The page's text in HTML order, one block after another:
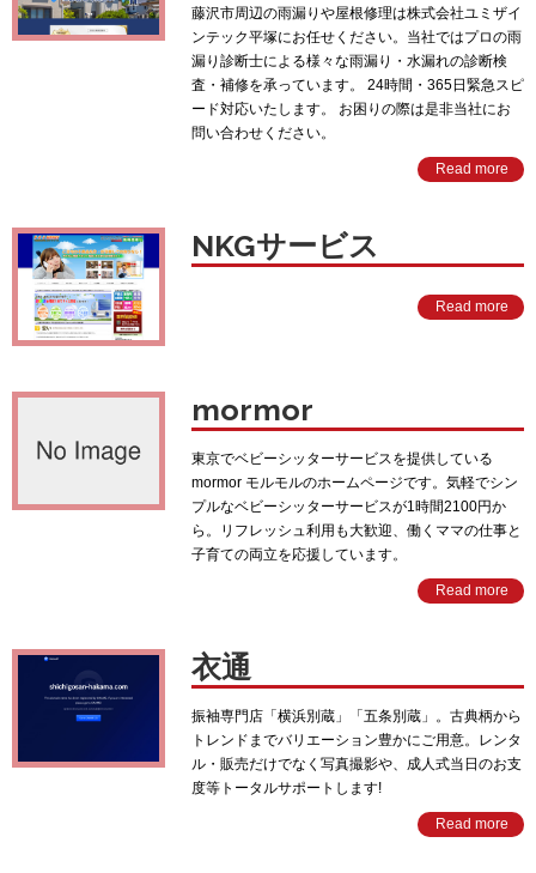
藤沢市周辺の雨漏りや屋根修理は株式会社ユミザイ
ンテック平塚にお任せください。当社ではプロの雨
漏り診断士による様々な雨漏り・水漏れの診断検
査・補修を承っています。 24時間・365日緊急スピ
ード対応いたします。 お困りの際は是非当社にお
問い合わせください。
Read more
NKGサービス
Read more
mormor
東京でベビーシッターサービスを提供している
mormor モルモルのホームページです。気軽でシン
プルなベビーシッターサービスが1時間2100円か
ら。リフレッシュ利用も大歓迎、働くママの仕事と
子育ての両立を応援しています。
Read more
衣通
振袖専門店「横浜別蔵」「五条別蔵」。古典柄から
トレンドまでバリエーション豊かにご用意。レンタ
ル・販売だけでなく写真撮影や、成人式当日のお支
度等トータルサポートします!
Read more